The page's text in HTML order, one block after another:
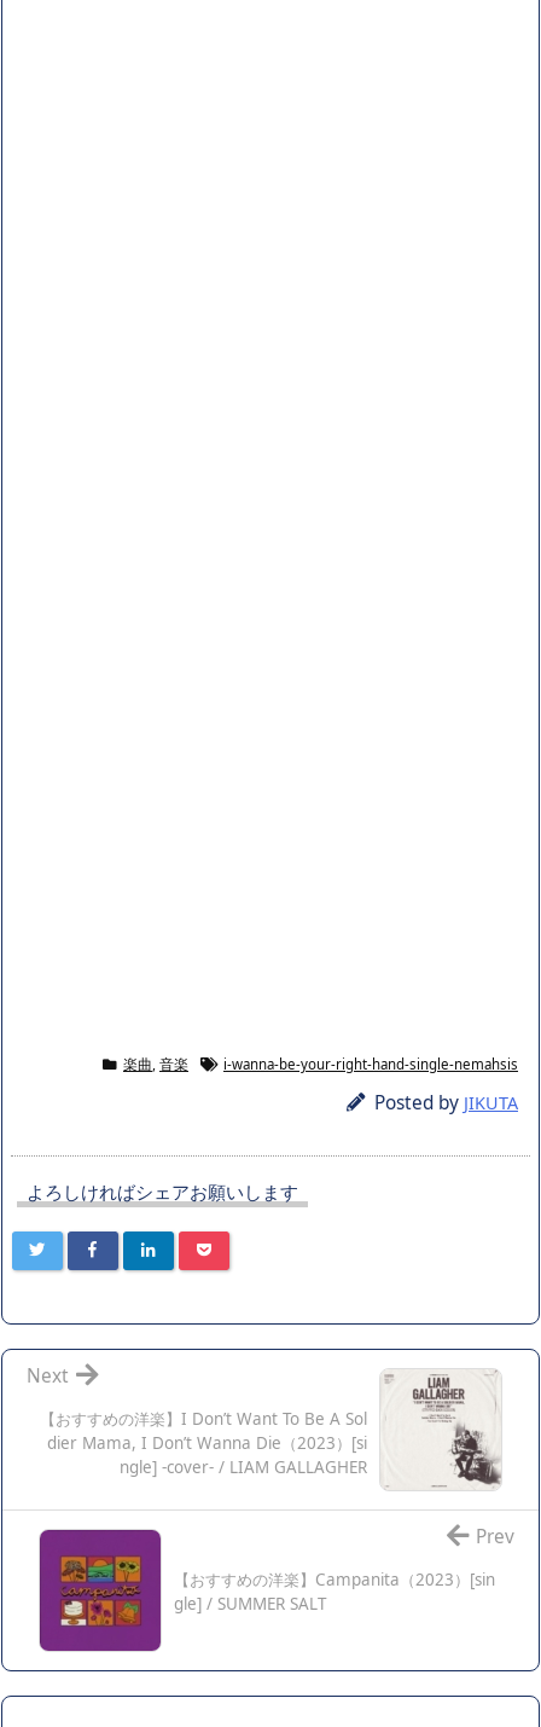
楽曲 音楽 i-wanna-be-your-right-hand-single-nemahsis
Posted by JIKUTA
よろしければシェアお願いします
【おすすめの洋楽】I Don’t Want To Be A Sol
dier Mama, I Don’t Wanna Die（2023）[si
ngle] -cover- / LIAM GALLAGHER
Next
【おすすめの洋楽】Campanita（2023）[sin
gle] / SUMMER SALT
Prev